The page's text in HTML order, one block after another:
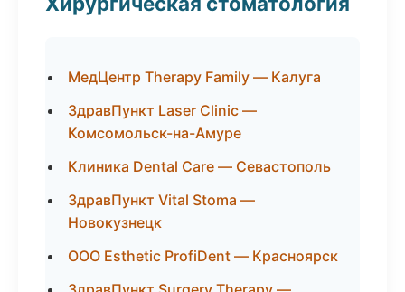
МедЦентр Therapy Family — Калуга
ЗдравПункт Laser Clinic —
Комсомольск-на-Амуре
Клиника Dental Care — Севастополь
ЗдравПункт Vital Stoma —
Новокузнецк
ООО Esthetic ProfiDent — Красноярск